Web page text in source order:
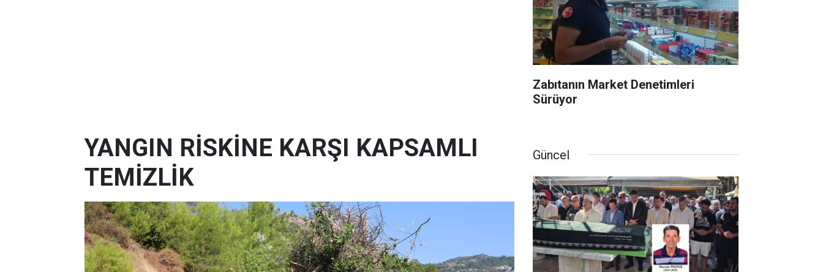
Zabıtanın Market Denetimleri
Sürüyor
YANGIN RİSKİNE KARŞI KAPSAMLI
TEMİZLİK
Güncel